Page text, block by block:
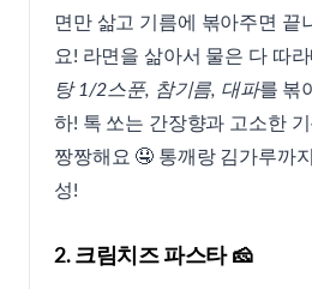
면만 삶고 기름에 볶아주면 끝
요! 라면을 삶아서 물은 다 따
탕 1/2스푼, 참기름, 대파를 볶
하! 톡 쏘는 간장향과 고소한
짱짱해요 🤤 통깨랑 김가루까
성!
2. 크림치즈 파스타 🧀